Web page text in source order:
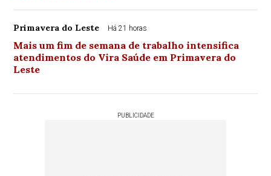
Primavera do Leste Há 21 horas
Mais um fim de semana de trabalho intensifica
atendimentos do Vira Saúde em Primavera do
Leste
PUBLICIDADE